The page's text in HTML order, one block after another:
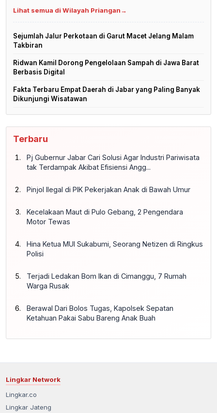
Lihat semua di Wilayah Priangan→
Sejumlah Jalur Perkotaan di Garut Macet Jelang Malam
Takbiran
Ridwan Kamil Dorong Pengelolaan Sampah di Jawa Barat
Berbasis Digital
Fakta Terbaru Empat Daerah di Jabar yang Paling Banyak
Dikunjungi Wisatawan
Terbaru
Pj Gubernur Jabar Cari Solusi Agar Industri Pariwisata
tak Terdampak Akibat Efisiensi Angg...
Pinjol Ilegal di PIK Pekerjakan Anak di Bawah Umur
Kecelakaan Maut di Pulo Gebang, 2 Pengendara
Motor Tewas
Hina Ketua MUI Sukabumi, Seorang Netizen di Ringkus
Polisi
Terjadi Ledakan Bom Ikan di Cimanggu, 7 Rumah
Warga Rusak
Berawal Dari Bolos Tugas, Kapolsek Sepatan
Ketahuan Pakai Sabu Bareng Anak Buah
Lingkar Network
Lingkar.co
Lingkar Jateng